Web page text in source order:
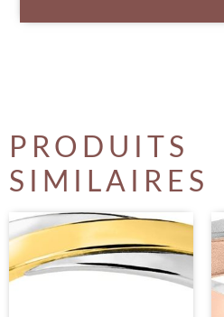
PRODUITS
SIMILAIRES